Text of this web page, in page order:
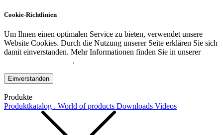
Cookie-Richtlinien
Um Ihnen einen optimalen Service zu bieten, verwendet unsere
Website Cookies. Durch die Nutzung unserer Seite erklären Sie sich
damit einverstanden. Mehr Informationen finden Sie in unserer
.
Einverstanden
Produkte
Produktkatalog . World of products Downloads Videos